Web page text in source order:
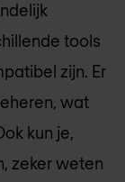
tools
zijn. Er
wat
kun je,
zeker weten